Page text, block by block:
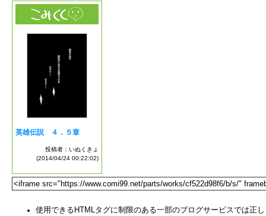
使用できるHTMLタグに制限のある一部のブログサービスでは正